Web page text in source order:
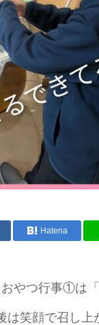
Hatena
やつ行事①は
は笑顔で召し